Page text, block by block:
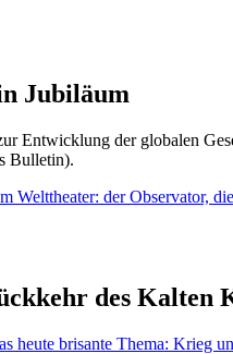
Jubiläum
Entwicklung der globalen
Bulletin).
Welttheater: der Observator,
des Kalten
heute brisante Thema: Krieg